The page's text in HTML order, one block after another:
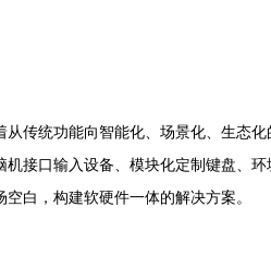
传统功能向智能化、场景化、生态
接口输入设备、模块化定制键盘、
白，构建软硬件一体的解决方案。